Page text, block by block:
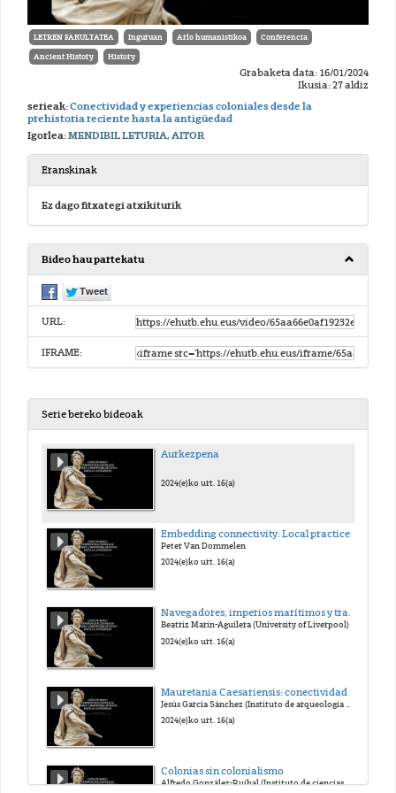
LETREN FAKULTATEA Inguruan Arlo humanistikoa Conferencia
Ancient History History
Grabaketa data: 16/01/2024
Ikusia: 27 aldiz
serieak:Conectividad y experiencias coloniales desde la
prehistoria reciente hasta la antigüedad
Igorlea:MENDIBIL LETURIA, AITOR
Eranskinak
Ez dago fitxategi atxikiturik
Bideo hau partekatu
URL:
IFRAME:
Serie bereko bideoak
Aurkezpena
2024(e)ko urt. 16(a)
Peter Van Dommelen
2024(e)ko urt. 16(a)
Navegadores, imperios marítimos y trabajadoras invisibles en el mundo Fenicio-Púnico
Beatriz Marín-Aguilera (University of Liverpool)
2024(e)ko urt. 16(a)
Jesús García Sánchez (Instituto de arqueología de Mérida IAM/CSIC)
2024(e)ko urt. 16(a)
Colonias sin colonialismo
Alfredo González-Ruibal (Instituto de ciencias del patrimonio-INCIPIT/CSIC)